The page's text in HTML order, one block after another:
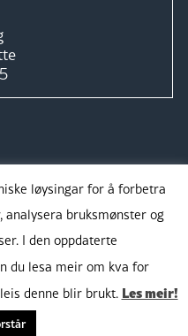
løysingar for å forbetra
bruksmønster og
I den oppdaterte
du lesa meir om kva for
denne blir brukt. Les meir!